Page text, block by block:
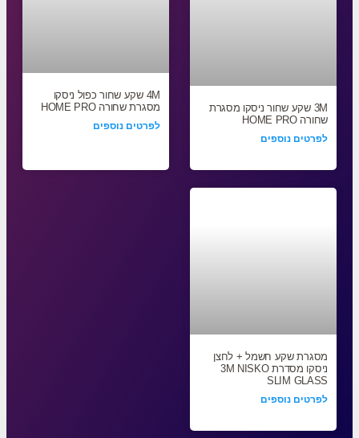
3M שקע שחור ניסקו מסגרת
שחורה HOME PRO
לפרטים נוספים
4M שקע שחור כפול ניסקו
מסגרת שחורה HOME PRO
לפרטים נוספים
מסגרת שקע חשמל + לחצן
ניסקו מסדרת 3M NISKO
SLIM GLASS
לפרטים נוספים